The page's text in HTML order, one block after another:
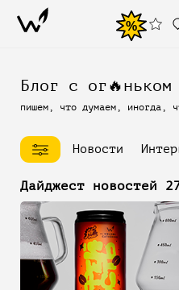
%
Блог с ог🔥ньком
пишем, что думаем, иногда,
Новости
Дайджест новостей